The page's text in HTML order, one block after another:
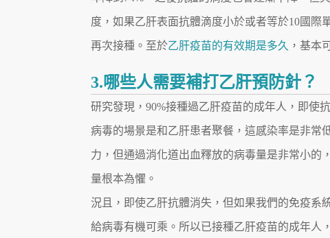
度，如果乙肝表面抗體滴度小於或者等於10國際
再次接種。至於乙肝疫苗的有效期是多久 ，基本
3.哪些人需要補打乙肝預防針？
研究發現，90%接種過乙肝疫苗的成年人，即使
病毒的場景是和乙肝患者聚餐，這感染率是非常
力，但通過消化道出血釋放的病毒量是非常小的
量根本為懼。
況且，即使乙肝抗體消失，但如果我們的免疫系
給病毒有機可乘。所以已接種乙肝疫苗的成年人